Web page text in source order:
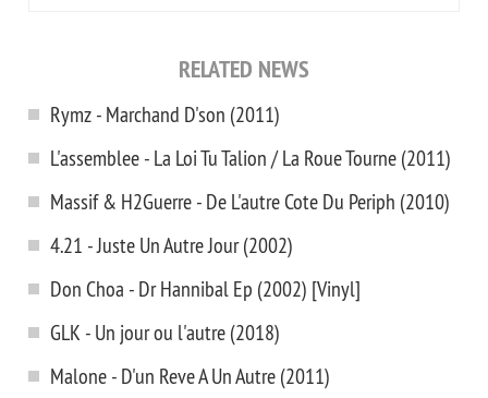
RELATED NEWS
Rymz - Marchand D'son (2011)
L'assemblee - La Loi Tu Talion / La Roue Tourne (2011)
Massif & H2Guerre - De L'autre Cote Du Periph (2010)
4.21 - Juste Un Autre Jour (2002)
Don Choa - Dr Hannibal Ep (2002) [Vinyl]
GLK - Un jour ou l'autre (2018)
Malone - D'un Reve A Un Autre (2011)